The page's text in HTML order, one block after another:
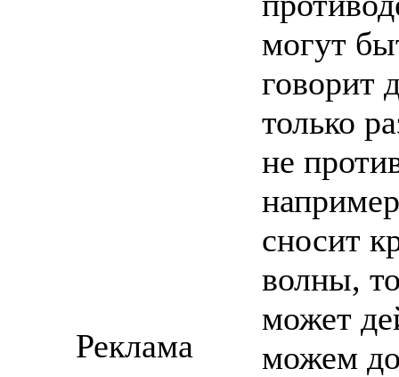
могут
говорит
только
не
сносит
волны,
может
можем
Реклама